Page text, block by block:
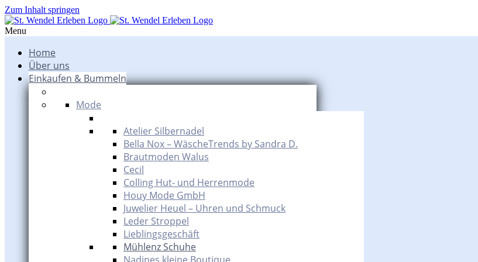
Zum Inhalt springen
Menu
Home
Über uns
Einkaufen & Bummeln
Mode
Atelier Silbernadel
Bella Nox – WäscheTrends by Sandra D.
Brautmoden Walus
Cecil
Colling Hut- und Herrenmode
Houy Mode GmbH
Juwelier Heuel – Uhren und Schmuck
Leder Stroppel
Lieblingsgeschäft
Mühlenz Schuhe